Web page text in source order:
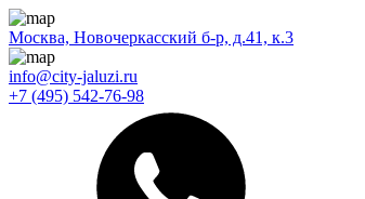
Москва, Новочеркасский б-р, д.41, к.3
info@city-jaluzi.ru
+7 (495) 542-76-98